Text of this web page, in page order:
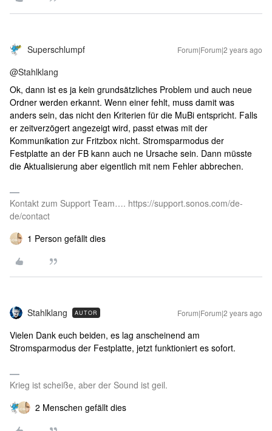
Superschlumpf Forum|Forum|2 years ago
@Stahlklang
Ok, dann ist es ja kein grundsätzliches Problem und auch neue
Ordner werden erkannt. Wenn einer fehlt, muss damit was
anders sein, das nicht den Kriterien für die MuBi entspricht. Falls
er zeitverzögert angezeigt wird, passt etwas mit der
Kommunikation zur Fritzbox nicht. Stromsparmodus der
Festplatte an der FB kann auch ne Ursache sein. Dann müsste
die Aktualisierung aber eigentlich mit nem Fehler abbrechen.
Kontakt zum Support Team…. https://support.sonos.com/de-
de/contact
1 Person gefällt dies
Stahlklang AUTOR Forum|Forum|2 years ago
Vielen Dank euch beiden, es lag anscheinend am
Stromsparmodus der Festplatte, jetzt funktioniert es sofort.
Krieg ist scheiße, aber der Sound ist geil.
2 Menschen gefällt dies